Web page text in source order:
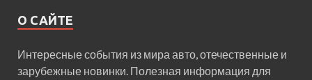
О САЙТЕ
Интересные события из мира авто, отечественные и
зарубежные новинки. Полезная информация для